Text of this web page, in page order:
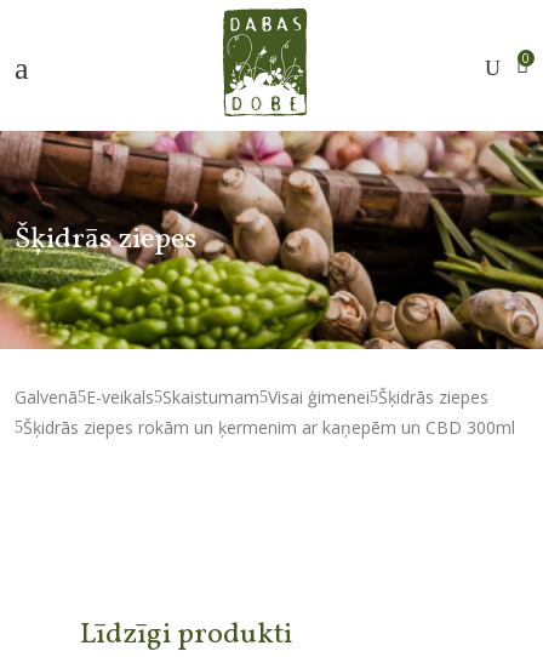
0
Šķidrās ziepes
Galvenā E-veikals Skaistumam Visai ģimenei Šķidrās ziepes
Šķidrās ziepes rokām un ķermenim ar kaņepēm un CBD 300ml
Līdzīgi produkti